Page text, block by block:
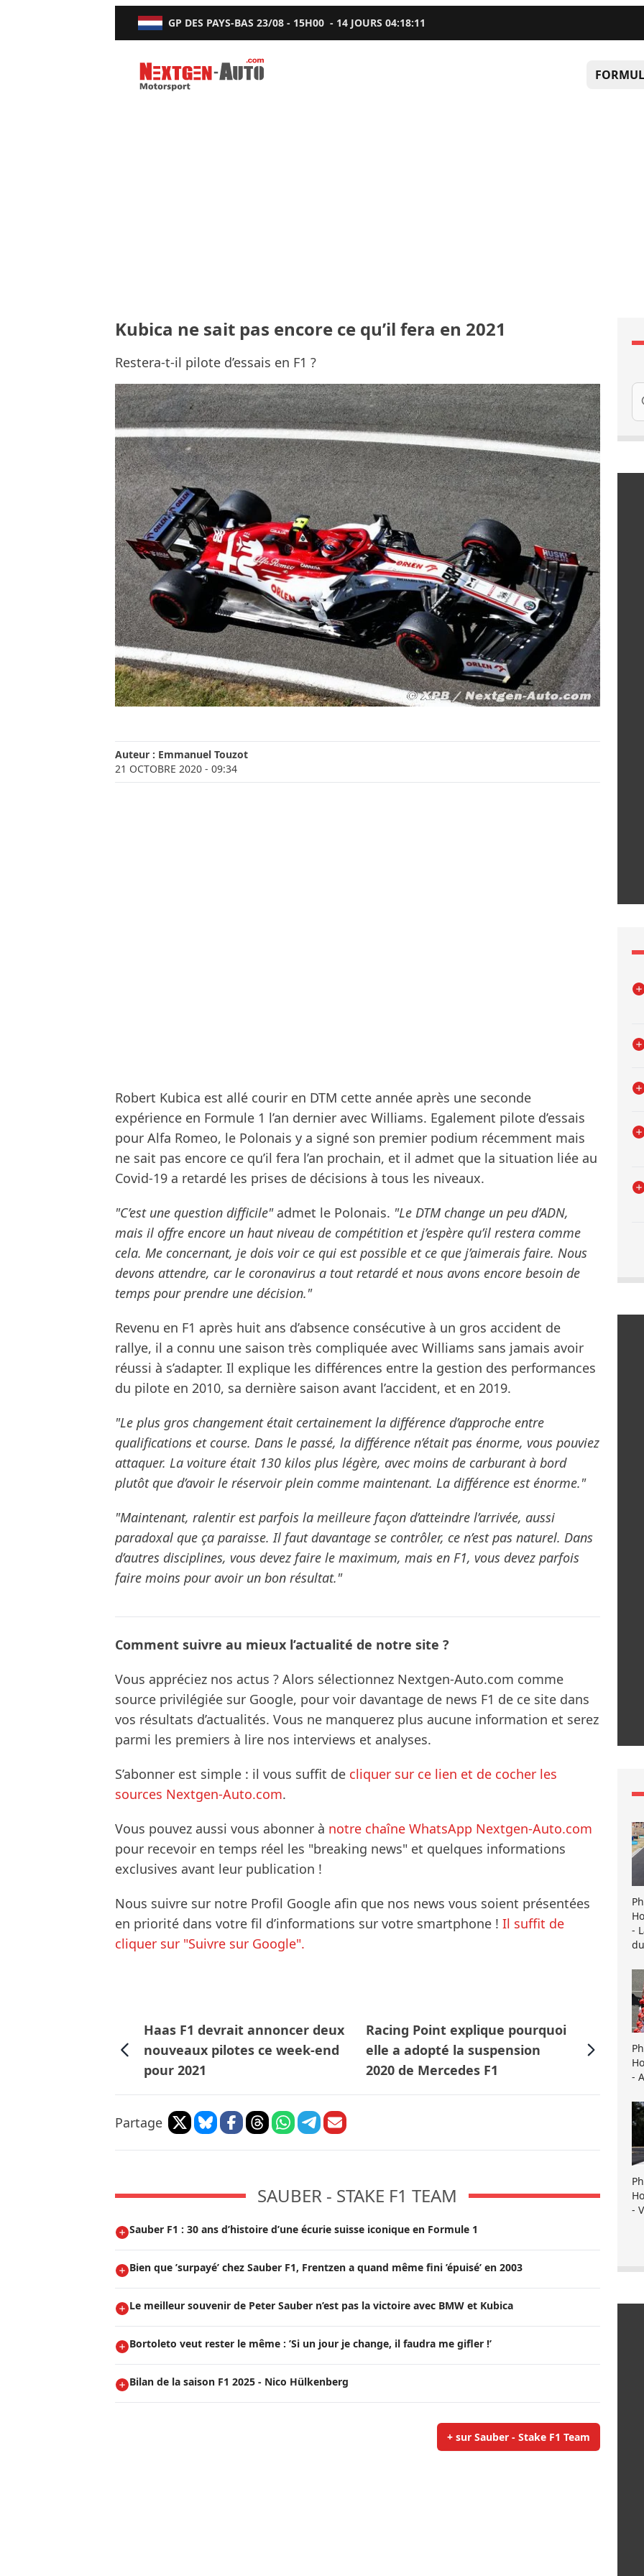
GP DES PAYS-BAS 23/08 - 15H00 - 14 JOURS04:18:10
Nextgen-Auto.com
Kubica ne sait pas encore ce qu’il fera en 2021
Restera-t-il pilote d’essais en F1 ?
Auteur : Emmanuel Touzot
21 OCTOBRE 2020 - 09:34
Robert Kubica est allé courir en DTM cette année après une seconde
expérience en Formule 1 l’an dernier avec Williams. Egalement pilote d’essais
pour Alfa Romeo, le Polonais y a signé son premier podium récemment mais
ne sait pas encore ce qu’il fera l’an prochain, et il admet que la situation liée au
Covid-19 a retardé les prises de décisions à tous les niveaux.
"C’est une question difficile"admet le Polonais. "Le DTM change un peu d’ADN,
mais il offre encore un haut niveau de compétition et j’espère qu’il restera comme
cela. Me concernant, je dois voir ce qui est possible et ce que j’aimerais faire. Nous
devons attendre, car le coronavirus a tout retardé et nous avons encore besoin de
temps pour prendre une décision."
Revenu en F1 après huit ans d’absence consécutive à un gros accident de
rallye, il a connu une saison très compliquée avec Williams sans jamais avoir
réussi à s’adapter. Il explique les différences entre la gestion des performances
du pilote en 2010, sa dernière saison avant l’accident, et en 2019.
"Le plus gros changement était certainement la différence d’approche entre
qualifications et course. Dans le passé, la différence n’était pas énorme, vous pouviez
attaquer. La voiture était 130 kilos plus légère, avec moins de carburant à bord
plutôt que d’avoir le réservoir plein comme maintenant. La différence est énorme."
"Maintenant, ralentir est parfois la meilleure façon d’atteindre l’arrivée, aussi
paradoxal que ça paraisse. Il faut davantage se contrôler, ce n’est pas naturel. Dans
d’autres disciplines, vous devez faire le maximum, mais en F1, vous devez parfois
faire moins pour avoir un bon résultat."
Comment suivre au mieux l’actualité de notre site ?
Vous appréciez nos actus ? Alors sélectionnez Nextgen-Auto.com comme
source privilégiée sur Google, pour voir davantage de news F1 de ce site dans
vos résultats d’actualités. Vous ne manquerez plus aucune information et serez
parmi les premiers à lire nos interviews et analyses.
S’abonner est simple : il vous suffit de cliquer sur ce lien et de cocher les
sources Nextgen-Auto.com.
Vous pouvez aussi vous abonner à notre chaîne WhatsApp Nextgen-Auto.com
pour recevoir en temps réel les "breaking news" et quelques informations
exclusives avant leur publication !
Nous suivre sur notre Profil Google afin que nos news vous soient présentées
en priorité dans votre fil d’informations sur votre smartphone ! Il suffit de
cliquer sur "Suivre sur Google".
Haas F1 devrait annoncer deux
nouveaux pilotes ce week-end
pour 2021
Racing Point explique pourquoi
elle a adopté la suspension
2020 de Mercedes F1
Partage
SAUBER - STAKE F1 TEAM
Sauber F1 : 30 ans d’histoire d’une écurie suisse iconique en Formule 1
Bien que ’surpayé’ chez Sauber F1, Frentzen a quand même fini ’épuisé’ en 2003
Le meilleur souvenir de Peter Sauber n’est pas la victoire avec BMW et Kubica
Bortoleto veut rester le même : ’Si un jour je change, il faudra me gifler !’
Bilan de la saison F1 2025 - Nico Hülkenberg
+ sur Sauber - Stake F1 Team
-
-
-